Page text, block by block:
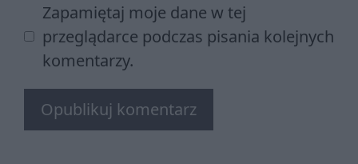
Zapamiętaj moje dane w tej
przeglądarce podczas pisania kolejnych
komentarzy.